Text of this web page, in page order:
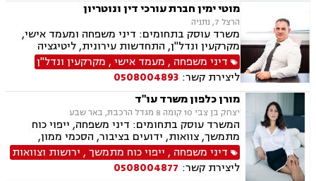
מוטי ימין חברת עורכי דין ונוטריון
הרצל 7, נתניה
משרד עוסק בתחומים: דיני משפחה ומעמד אישי,
מקרקעין ונדל"ן, התחדשות עירונית, ליטיגציה
אזרחית-מסחרית, סכסוכים חוזיים, סכסוכים כספיים,
דיני חברות, ירושות וצוואות, ייפוי כוח מתמשך,
גישור.
דיני משפחה , מעמד אישי, מקרקעין ונדל"ן
ליצירת קשר: 0508004893
מורן כלפון משרד עו"ד
יצחק בן צבי 10 קומה 8 מגדל הרכבת, באר שבע
המשרד עוסק בתחומים: דיני משפחה, ייפוי כוח
מתמשך, צוואות, ידועים בציבור, הסכמי ממון,
אבהות, מזונות, משמורת, גירושין, נישואים אזרחיים,
ניכור הורי
דיני משפחה , ייפוי כוח מתמשך, ירושות וצוואות
ליצירת קשר: 0508004877